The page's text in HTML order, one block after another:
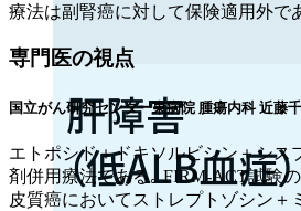
療法は副腎癌に対して保険適用外で
専門医の視点
国立がん研究センター東病院 腫瘍内科 近藤
エトポシド＋ドキソルビシン＋シス
剤併用療法である｡ FIRM-ACT試験
皮質癌においてストレプトゾシン＋